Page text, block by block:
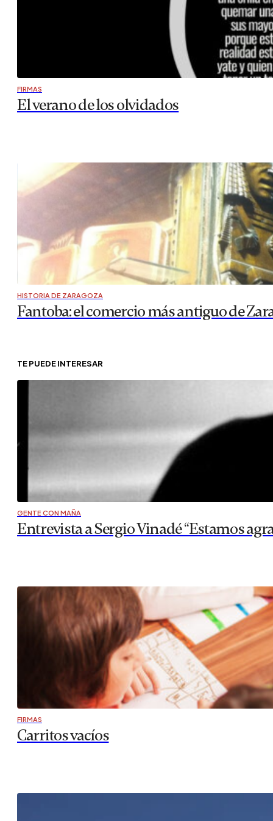
FIRMAS
El verano de los olvidados
HISTORIA DE ZARAGOZA
Fantoba: el comercio más antiguo de
TE PUEDE INTERESAR
GENTE CON MAÑA
Entrevista a Sergio Vinadé “Estamos
FIRMAS
Carritos vacíos